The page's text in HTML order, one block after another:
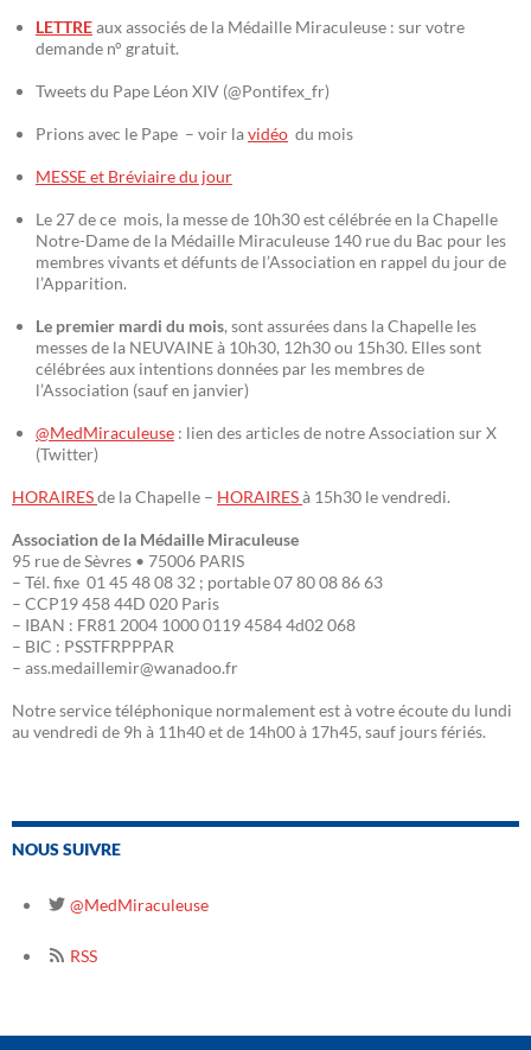
LETTREaux associés de la Médaille Miraculeuse : sur votre
demande n° gratuit.
Tweets du Pape Léon XIV (@Pontifex_fr)
Prions avec le Pape – voir lavidéo du mois
MESSE et Bréviaire du jour
Le 27 de ce mois, la messe de 10h30 est célébrée en la Chapelle
Notre-Dame de la Médaille Miraculeuse 140 rue du Bac pour les
membres vivants et défunts de l’Association en rappel du jour de
l’Apparition.
Le premier mardi du mois, sont assurées dans la Chapelle les
messes de la NEUVAINE à 10h30, 12h30 ou 15h30. Elles sont
célébrées aux intentions données par les membres de
l’Association (sauf en janvier)
@MedMiraculeuse : lien des articles de notre Association sur X
(Twitter)
HORAIRESde la Chapelle – HORAIRESà 15h30 le vendredi.
Association de la Médaille Miraculeuse
95 rue de Sèvres • 75006 PARIS
– Tél. fixe 01 45 48 08 32 ; portable 07 80 08 86 63
– CCP19 458 44D 020 Paris
– IBAN : FR81 2004 1000 0119 4584 4d02 068
– BIC : PSSTFRPPPAR
– ass.medaillemir@wanadoo.fr
Notre service téléphonique normalement est à votre écoute du lundi
au vendredi de 9h à 11h40 et de 14h00 à 17h45, sauf jours fériés.
NOUS SUIVRE
@MedMiraculeuse
RSS